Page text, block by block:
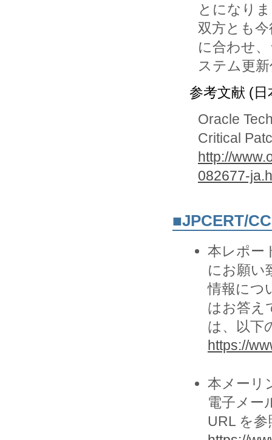
とになり
双方とも
に合わせ
参考文献 (日
Oracle
Critical
http://
082677-
■JPCERT/
本レポー
にお願い
情報につ
はお答え
は、以下
https://
本メーリ
電子メー
URL を